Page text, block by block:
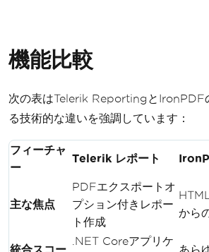
機能比較
次の表はTelerik ReportingとIronPDF
る技術的な違いを強調しています：
フィーチャ
ー
Telerik レポート
主な焦点
PDFエクスポートオ
プション付きレポー
ト作成
から
統合スコー
.NET Coreアプリケ
あら